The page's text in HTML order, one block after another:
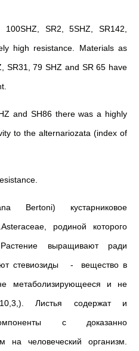
SR2, 5SHZ, SR142,
high resistance. Materials as
SR31, 79 SHZ and SR 65 have
and SH86 there was a highly
to the alternariozata (index of
Вertoni) кустарниковое
родиной которого
выращивают ради
стевиозиды - вещество в
метаболизирующееся и не
Листья содержат и
с доказанно
на человеческий организм.